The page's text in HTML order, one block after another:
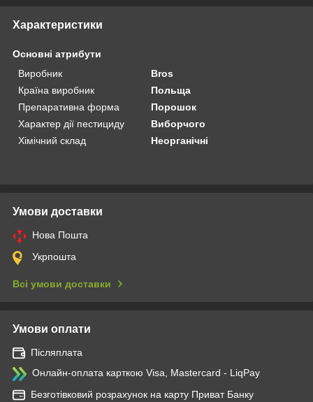
Характеристики
Основні атрибути
Виробник
Bros
Країна виробник
Польща
Препаративна форма
Порошок
Характер дії пестициду
Виборчого
Хімічний склад
Неорганічні
Умови доставки
Нова Пошта
Укрпошта
Всі умови доставки
Умови оплати
Післяплата
Онлайн-оплата карткою Visa, Mastercard - LiqPay
Безготівковий розрахунок на карту Приват Банку